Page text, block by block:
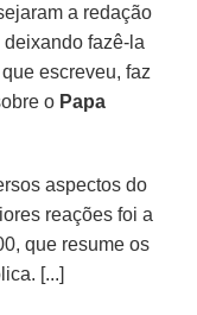
a redação
deixando fazê-la
escreveu, faz
o Papa
aspectos do
reações foi a
que resume os
[...]